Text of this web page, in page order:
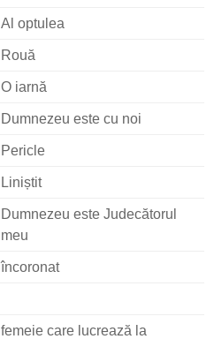
Al optulea
Rouă
O iarnă
Dumnezeu este cu noi
Pericle
Liniștit
Dumnezeu este Judecătorul
meu
încoronat
femeie care lucrează la